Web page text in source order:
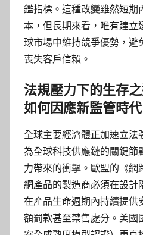
鑑指標。這種改變雖然短期
本，但長期來看，唯有建立
球市場中維持競爭優勢，避
喪失客戶信賴。
法規壓力下的生存
如何因應新監管時代
全球主要經濟體正加速立法
為全球科技供應鏈的關鍵節
力帶來的衝擊。歐盟的《網
網產品的製造商必須在設計
在產品生命週期內持續提供
額罰款甚至禁售處分。美國